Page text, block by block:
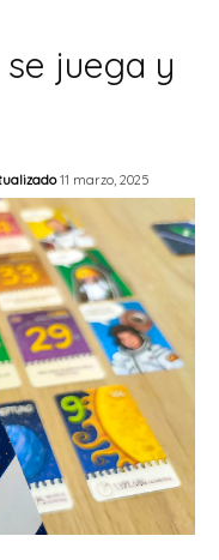
se juega y
11 marzo, 2025